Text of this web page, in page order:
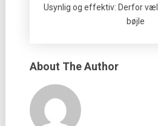
Usynlig og effektiv: Derfor
bøjle
About The Author